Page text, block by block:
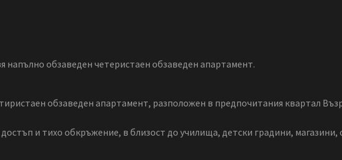
напълно обзаведен четеристаен обзаведен апартамент.
обзаведен апартамент, разположен в предпочитания квартал
и тихо обкръжение, в близост до училища, детски градини, магазини,